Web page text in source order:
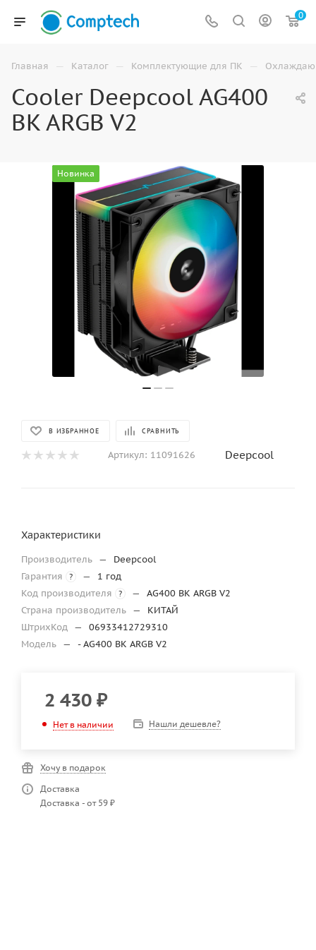
0
Главная — Каталог — Комплектующие для ПК —
Cooler Deepcool AG400
BK ARGB V2
Новинка
В ИЗБРАННОЕ СРАВНИТЬ
Артикул: 11091626 Deepcool
Характеристики
Производитель —
Deepcool
Гарантия
? —
1 год
Код производителя
? —
AG400 BK ARGB V2
Страна производитель —
КИТАЙ
ШтрихКод —
06933412729310
Модель — - AG400 BK ARGB V2
2 430 ₽
Нет в наличии Нашли дешевле?
Хочу в подарок
Доставка
Доставка - от 59 ₽